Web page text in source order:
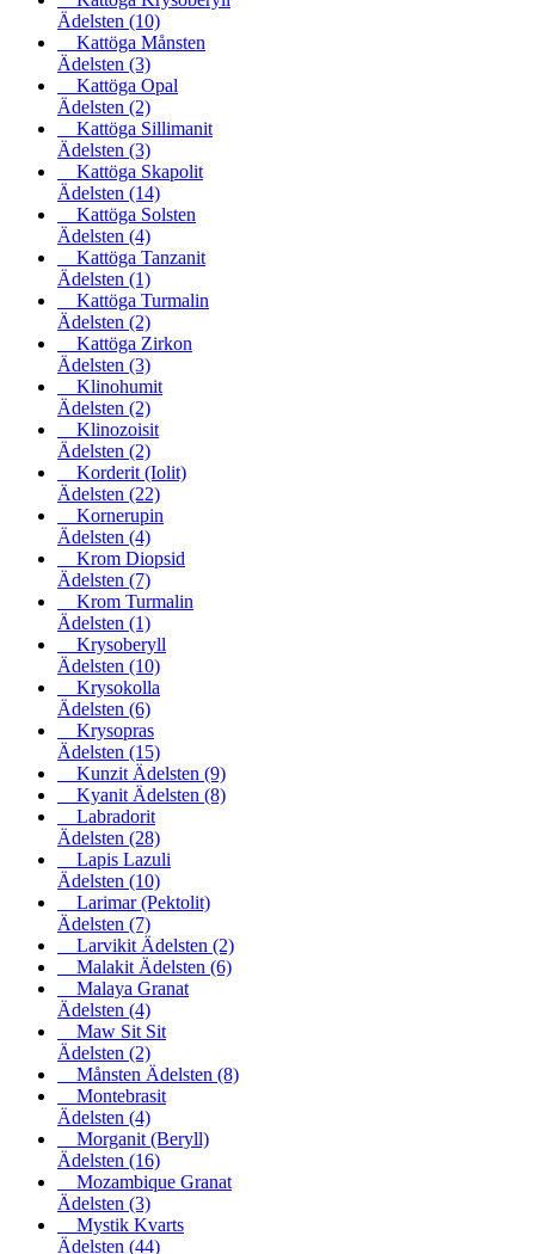
Ädelsten (10)
Kattöga Månsten
Ädelsten (3)
Kattöga Opal
Ädelsten (2)
Kattöga Sillimanit
Ädelsten (3)
Kattöga Skapolit
Ädelsten (14)
Kattöga Solsten
Ädelsten (4)
Kattöga Tanzanit
Ädelsten (1)
Kattöga Turmalin
Ädelsten (2)
Kattöga Zirkon
Ädelsten (3)
Klinohumit
Ädelsten (2)
Klinozoisit
Ädelsten (2)
Korderit (Iolit)
Ädelsten (22)
Kornerupin
Ädelsten (4)
Krom Diopsid
Ädelsten (7)
Krom Turmalin
Ädelsten (1)
Krysoberyll
Ädelsten (10)
Krysokolla
Ädelsten (6)
Krysopras
Ädelsten (15)
Kunzit Ädelsten (9)
Kyanit Ädelsten (8)
Labradorit
Ädelsten (28)
Lapis Lazuli
Ädelsten (10)
Larimar (Pektolit)
Ädelsten (7)
Larvikit Ädelsten (2)
Malakit Ädelsten (6)
Malaya Granat
Ädelsten (4)
Maw Sit Sit
Ädelsten (2)
Månsten Ädelsten (8)
Montebrasit
Ädelsten (4)
Morganit (Beryll)
Ädelsten (16)
Mozambique Granat
Ädelsten (3)
Mystik Kvarts
Ädelsten (44)